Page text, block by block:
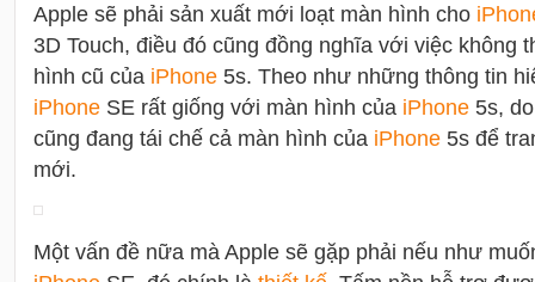
Apple sẽ phải sản xuất mới loạt màn hình cho i
3D Touch, điều đó cũng đồng nghĩa với việc không
hình cũ của iPhone 5s. Theo như những thông tin
iPhone SE rất giống với màn hình của iPhone 5s,
cũng đang tái chế cả màn hình của iPhone 5s để
mới.
Một vấn đề nữa mà Apple sẽ gặp phải nếu như